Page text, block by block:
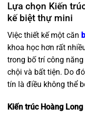
Lựa chọn Kiến
kế biệt thự mini
Việc thiết kế một căn
khoa học hơn rất
trong bố trí công
chội và bất tiện. Do
tín là điều không thể
Kiến trúc Hoàng Long